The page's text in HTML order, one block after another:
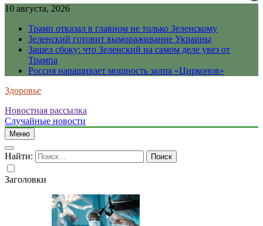
10 августа, 2026
Трамп отказал в главном не только Зеленскому
Зеленский готовит вымораживание Украины
Зашел сбоку: что Зеленский на самом деле увез от
Трампа
Россия наращивает мощность залпа «Цирконов»
Здоровье
Новостная рассылка
Случайные новости
Меню
Найти:
Заголовки